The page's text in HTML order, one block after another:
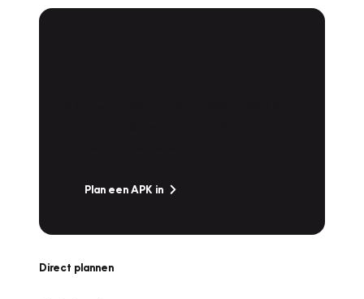
Plan een APK in
Direct plannen